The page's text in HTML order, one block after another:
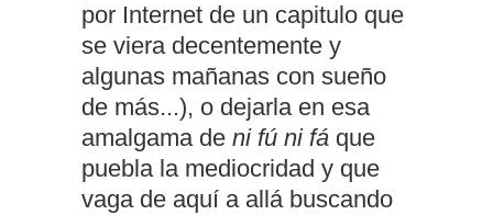
por Internet de un capitulo que
se viera decentemente y
algunas mañanas con sueño
de más...), o dejarla en esa
amalgama de ni fú ni fá que
puebla la mediocridad y que
vaga de aquí a allá buscando